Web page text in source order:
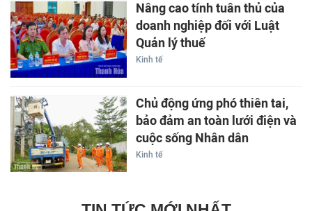
Nâng cao tính tuân thủ của
doanh nghiệp đối với Luật
Quản lý thuế
Kinh tế
Chủ động ứng phó thiên tai,
bảo đảm an toàn lưới điện và
cuộc sống Nhân dân
Kinh tế